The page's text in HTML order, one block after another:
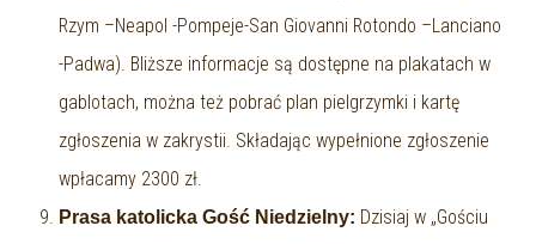
Rzym –Neapol -Pompeje-San Giovanni Rotondo –Lanciano
-Padwa). Bliższe informacje są dostępne na plakatach w
gablotach, można też pobrać plan pielgrzymki i kartę
zgłoszenia w zakrystii. Składając wypełnione zgłoszenie
wpłacamy 2300 zł.
Prasa katolicka Gość Niedzielny: Dzisiaj w „Gościu